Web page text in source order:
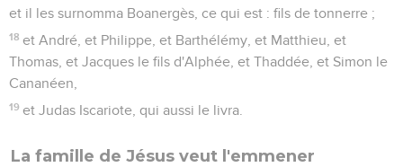
et il les surnomma Boanergès, ce qui est : fils de tonnerre ;
18 et André, et Philippe, et Barthélémy, et Matthieu, et
Thomas, et Jacques le fils d'Alphée, et Thaddée, et Simon le
Cananéen,
19 et Judas Iscariote, qui aussi le livra.
La famille de Jésus veut l'emmener